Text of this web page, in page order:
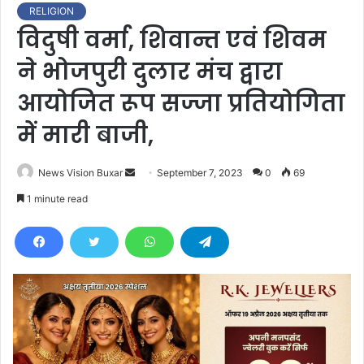
RELIGION
विदुषी वर्मा, शिवान्त एवं शिवम
ने भोजपुरी दुलार मंच द्वारा
आयोजित रूप सज्जा प्रतियोगिता
में मारी बाजी,
News Vision Buxar
d
e
m
a
i
September 7, 2023 0 69
1 minute read